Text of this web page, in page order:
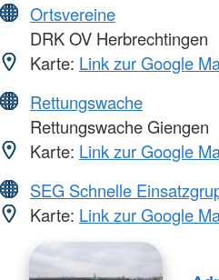
Ortsvereine
DRK OV Herbrechtingen
Karte: Link zur Google
Rettungswache
Rettungswache Giengen
Karte: Link zur Google
SEG Schnelle
Karte: Link zur Google